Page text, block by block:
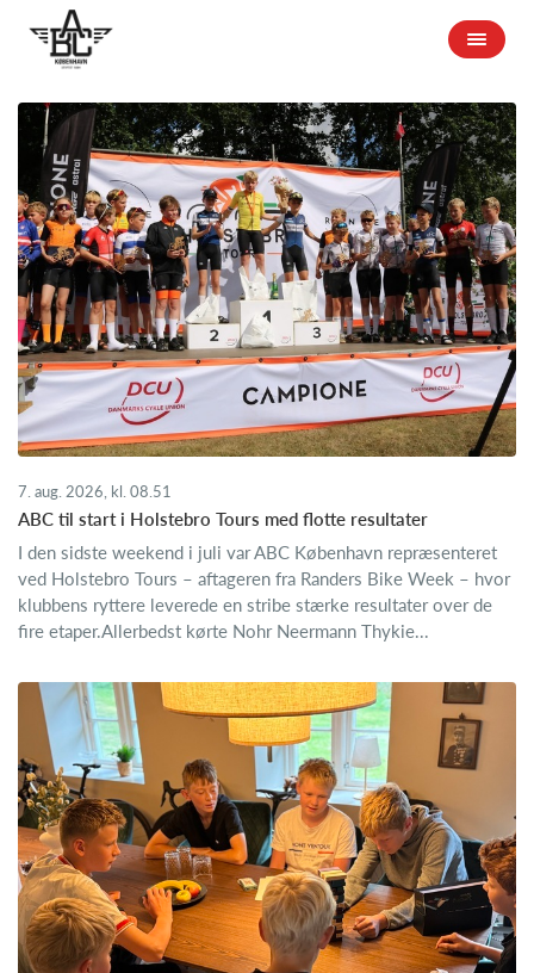
7. aug. 2026, kl. 08.51
ABC til start i Holstebro Tours med flotte resultater
I den sidste weekend i juli var ABC København repræsenteret
ved Holstebro Tours – aftageren fra Randers Bike Week – hvor
klubbens ryttere leverede en stribe stærke resultater over de
fire etaper.Allerbedst kørte Nohr Neermann Thykie...